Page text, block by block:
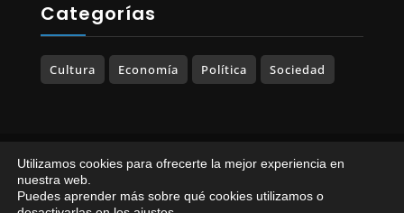
Categorías
Cultura Economía Política Sociedad
© 2023-2025 PUNTOS DE VISTA. Todos los
Política de Privacidad|Política de Cookies
Utilizamos cookies para ofrecerte la mejor experiencia en
nuestra web.
Puedes aprender más sobre qué cookies utilizamos o